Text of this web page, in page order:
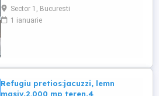
Bucureștiului Unele locuințe
impresionează prin arhitectură. Altele prin
locație. Această proprietate le îmbină
poziție ...
Sector 1, Bucuresti
1 ianuarie
Refugiu pretios:jacuzzi, lemn
masiv,2.000 mp teren,4